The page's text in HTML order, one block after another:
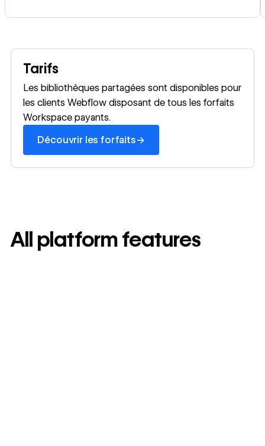
Tarifs
Les bibliothèques partagées sont disponibles pour
les clients Webflow disposant de tous les forfaits
Workspace payants.
Découvrir les forfaits→
All platform features